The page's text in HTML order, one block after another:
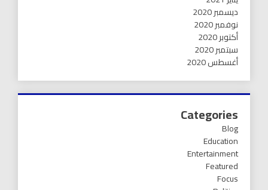
ديسمبر 2020
نوفمبر 2020
أكتوبر 2020
سبتمبر 2020
أغسطس 2020
Categories
Blog
Education
Entertainment
Featured
Focus